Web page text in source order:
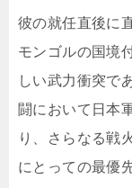
彼の就任直後に
モンゴルの国境
しい武力衝突で
闘において日本
り、さらなる戦
にとっての最優